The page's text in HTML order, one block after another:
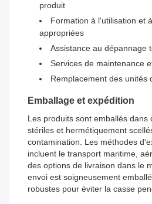
produit
Formation à l'utilisation et
appropriées
Assistance au dépannage
Services de maintenance
Remplacement des unités
Emballage et expédition
Les produits sont emballés dans
stériles et hermétiquement
contamination. Les méthodes
incluent le transport maritime,
des options de livraison dans le
envoi est soigneusement
robustes pour éviter la casse